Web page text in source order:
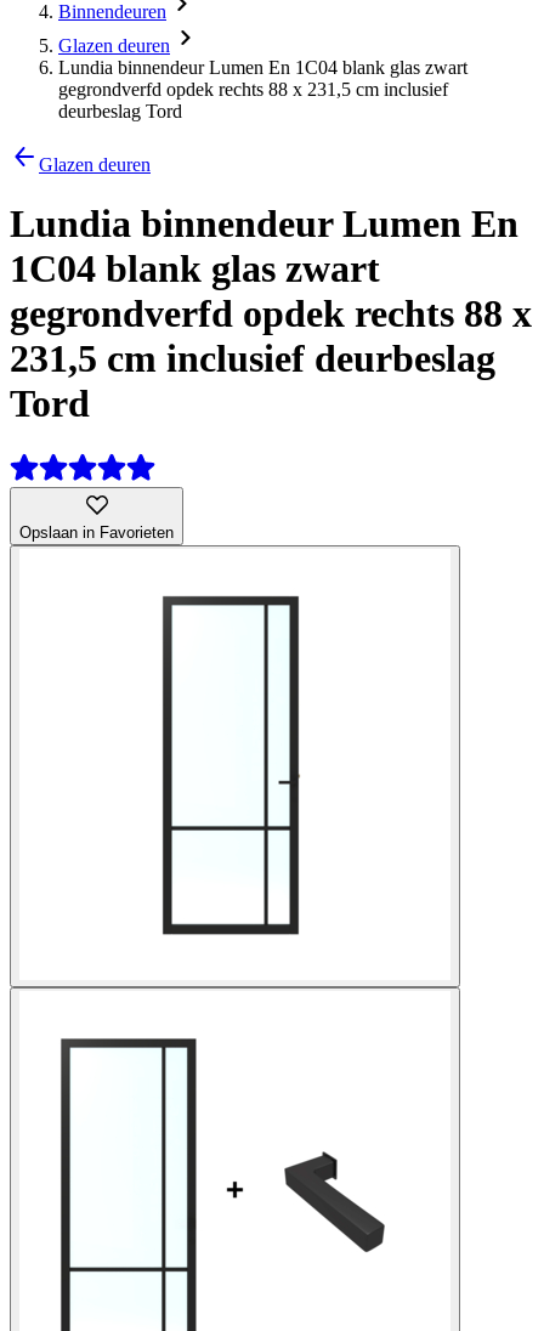
Binnendeuren
Glazen deuren
Lundia binnendeur Lumen En 1C04 blank glas zwart
gegrondverfd opdek rechts 88 x 231,5 cm inclusief
deurbeslag Tord
Glazen deuren
Lundia binnendeur Lumen En
1C04 blank glas zwart
gegrondverfd opdek rechts 88 x
231,5 cm inclusief deurbeslag
Tord
Opslaan in Favorieten